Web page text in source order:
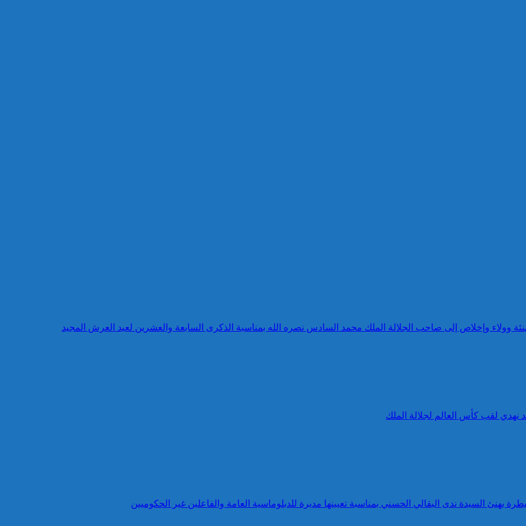
وولاء وإخلاص إلى صاحب الجلالة الملك محمد السادس نصره الله بمناسبة الذكرى السابعة والعشرين لعيد العرش المجيد
نهدي لقب كأس العالم لجلالة الملك
يهنئ السيدة ندى البقالي الحسني بمناسبة تعيينها مديرة للدبلوماسية العامة والفاعلين غير الحكوميين